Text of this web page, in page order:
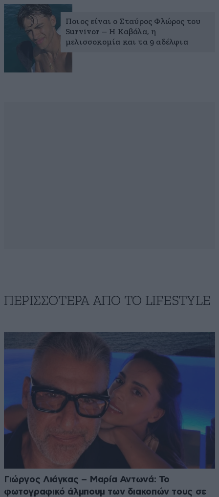
Ποιος είναι ο Σταύρος Φλώρος του
Survivor – H Καβάλα, η
μελισσοκομία και τα 9 αδέλφια
ΠΕΡΙΣΣΟΤΕΡΑ ΑΠΟ ΤΟ LIFESTYLE
Γιώργος Λιάγκας – Μαρία Αντωνά: Το
φωτογραφικό άλμπουμ των διακοπών τους σε